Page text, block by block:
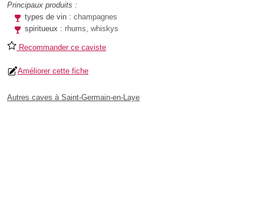
Principaux produits :
types de vin : champagnes
spiritueux : rhums, whiskys
Recommander ce caviste
Améliorer cette fiche
Autres caves à Saint-Germain-en-Laye